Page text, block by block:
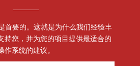
首要的。这就是为什么我们经验丰
持您，并为您的项目提供最适合的
作系统的建议。